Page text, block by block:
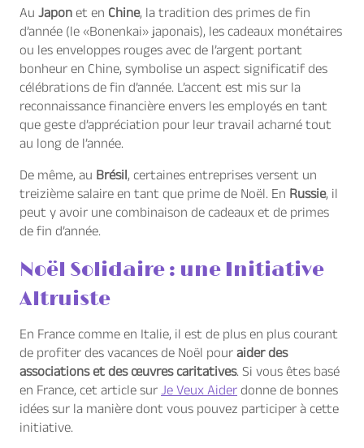
AuJaponet en Chine, la tradition des primes de fin
d’année (le «Bonenkai» japonais), les cadeaux monétaires
ou les enveloppes rouges avec de l’argent portant
bonheur en Chine, symbolise un aspect significatif des
célébrations de fin d’année. L’accent est mis sur la
reconnaissance financière envers les employés en tant
que geste d’appréciation pour leur travail acharné tout
au long de l’année.
De même, au Brésil, certaines entreprises versent un
treizième salaire en tant que prime de Noël. En Russie, il
peut y avoir une combinaison de cadeaux et de primes
de fin d’année.
Noël Solidaire : une Initiative
Altruiste
En France comme en Italie, il est de plus en plus courant
de profiter des vacances de Noël pouraider des
associations et des œuvres caritatives. Si vous êtes basé
en France, cet article surJe Veux Aiderdonne de bonnes
idées sur la manière dont vous pouvez participer à cette
initiative.